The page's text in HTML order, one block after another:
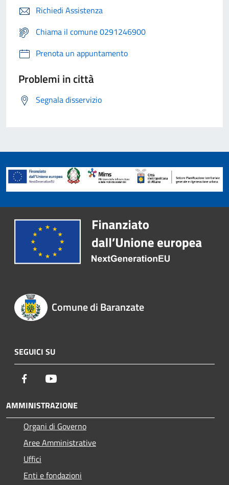
Richiedi Assistenza
Chiama il comune 0291246900
Prenota un appuntamento
Problemi in città
Segnala disservizio
Comune di Baranzate
SEGUICI SU
Facebook
AMMINISTRAZIONE
Organi di Governo
Aree Amministrative
Uffici
Enti e fondazioni